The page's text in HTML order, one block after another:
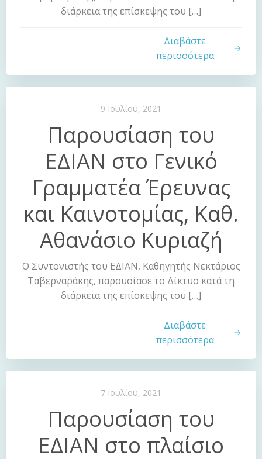
διάρκεια της επίσκεψης του […]
Διαβάστε
περισσότερα
9 Ιουλίου, 2021
Παρουσίαση του
ΕΔΙΑΝ στο Γενικό
Γραμματέα Έρευνας
και Καινοτομίας, Καθ.
Αθανάσιο Κυριαζή
Ο Συντονιστής του ΕΔΙΑΝ, Καθηγητής Νεκτάριος
Ταβερναράκης, παρουσίασε το Δίκτυο κατά τη
διάρκεια της επίσκεψης του […]
Διαβάστε
περισσότερα
7 Ιουλίου, 2021
Παρουσίαση του
ΕΔΙΑΝ στο πλαίσιο